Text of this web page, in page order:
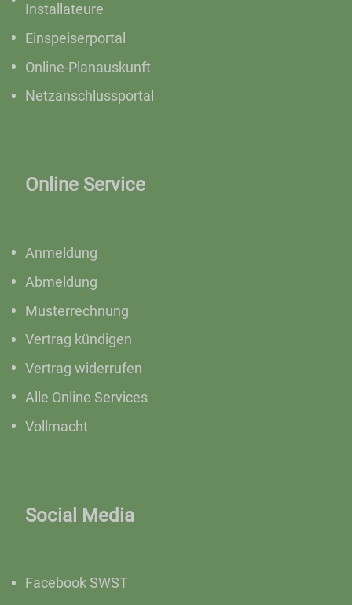
Installateure
Einspeiserportal
Online-Planauskunft
Netzanschlussportal
Online Service
Anmeldung
Abmeldung
Musterrechnung
Vertrag kündigen
Vertrag widerrufen
Alle Online Services
Vollmacht
Social Media
Facebook SWST